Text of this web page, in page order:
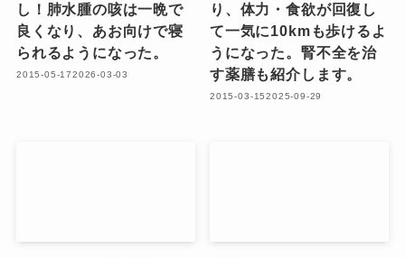
し！肺水腫の咳は一晩で
良くなり、あお向けで寝
られるようになった。
2015-05-172026-03-03
り、体力・食欲が回復し
て一気に10kmも歩けるよ
うになった。腎不全を治
す薬膳も紹介します。
2015-03-152025-09-29